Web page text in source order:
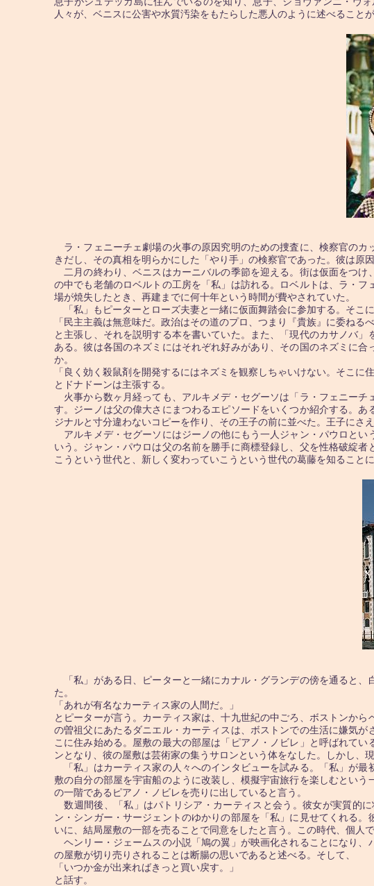
人々が、ベニスに公害や水質汚染をもたらした悪人のように述べること
ラ・フェニーチェ劇場の火事の原因究明のための捜査に、検察官の
きだし、その真相を明らかにした「やり手」の検察官であった。彼は原
二月の終わり、ベニスはカーニバルの季節を迎える。街は仮面をつ
の中でも老舗のロベルトの工房を「私」は訪れる。ロベルトは、ラ・
場が焼失したとき、再建までに何十年という時間が費やされていた。
「私」もピーターとローズ夫妻と一緒に仮面舞踏会に参加する。そこ
「民主主義は無意味だ。政治はその道のプロ、つまり『貴族』に委ねるべ
と主張し、それを説明する本を書いていた。また、「現代のカサノバ
ある。彼は各国のネズミにはそれぞれ好みがあり、その国のネズミに
か。
「良く効く殺鼠剤を開発するにはネズミを観察しちゃいけない。そこに
とドナドーンは主張する。
火事から数ヶ月経っても、アルキメデ・セグーソは「ラ・フェニー
す。ジーノは父の偉大さにまつわるエピソードをいくつか紹介する。
ジナルと寸分違わないコピーを作り、その王子の前に並べた。王子にさ
アルキメデ・セグーソにはジーノの他にもう一人ジャン・パウロとい
いう。ジャン・パウロは父の名前を勝手に商標登録し、父を性格破綻
こうという世代と、新しく変わっていこうという世代の葛藤を知ること
「私」がある日、ピーターと一緒にカナル・グランデの傍を通ると、
た。
「あれが有名なカーティス家の人間だ。」
とピーターが言う。カーティス家は、十九世紀の中ごろ、ボストンか
の曽祖父にあたるダニエル・カーティスは、ボストンでの生活に嫌気
こに住み始める。屋敷の最大の部屋は「ピアノ・ノビレ」と呼ばれて
ンとなり、彼の屋敷は芸術家の集うサロンという体をなした。しかし、
「私」はカーティス家の人々へのインタビューを試みる。「私」が
敷の自分の部屋を宇宙船のように改装し、模擬宇宙旅行を楽しむとい
の一階であるピアノ・ノビレを売りに出していると言う。
数週間後、「私」はパトリシア・カーティスと会う。彼女が実質的
ン・シンガー・サージェントのゆかりの部屋を「私」に見せてくれる
いに、結局屋敷の一部を売ることで同意をしたと言う。この時代、個人
ヘンリー・ジェームスの小説「鳩の翼」が映画化されることになり、
の屋敷が切り売りされることは断腸の思いであると述べる。そして、
「いつか金が出来ればきっと買い戻す。」
と話す。